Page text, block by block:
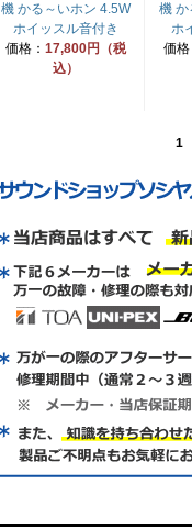
機 かる～いホン 4.5W
ホイッスル音付き
価格： 17,800円（税
込）
機 か
ホ
価
1